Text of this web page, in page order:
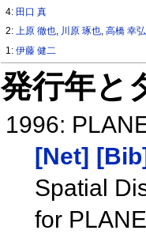
4: 田口 真
2:上原 徹也, 川原 琢也,高橋 幸弘
1:伊藤 健二
発行年と
1996:
[Net] [Bib]
Spatial
for